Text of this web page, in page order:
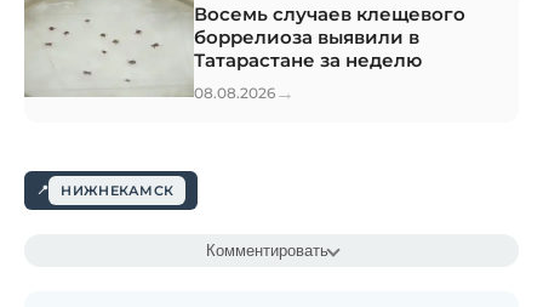
Восемь случаев клещевого
боррелиоза выявили в
Татарастане за неделю
08.08.2026 →
НИЖНЕКАМСК
Комментировать